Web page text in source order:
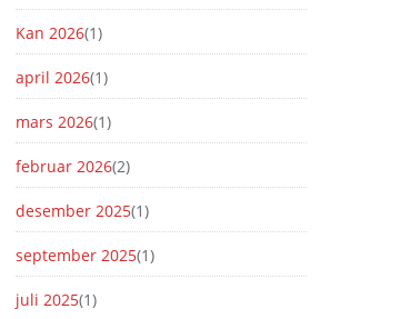
Kan 2026(1)
april 2026(1)
mars 2026(1)
februar 2026(2)
desember 2025(1)
september 2025(1)
juli 2025(1)